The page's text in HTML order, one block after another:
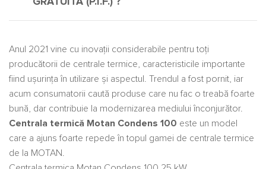
Anul 2021 vine cu inovații considerabile pentru toți
producătorii de centrale termice, caracteristicile importante
fiind ușurința în utilizare și aspectul. Trendul a fost pornit, iar
acum consumatorii caută produse care nu fac o treabă foarte
bună, dar contribuie la modernizarea mediului înconjurător.
Centrala termică Motan Condens 100 este un model
care a ajuns foarte repede în topul gamei de centrale termice
de la MOTAN.